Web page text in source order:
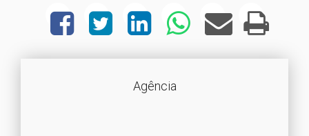
Agência